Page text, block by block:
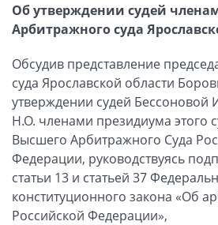
Об утверждении судей
Арбитражного суда
Обсудив представление
суда Ярославской области
утверждении судей
Н.О. членами президиума этого
Высшего Арбитражного Суда
Федерации, руководствуясь
статьи 13 и статьей 37
конституционного закона «Об
Российской Федерации»,